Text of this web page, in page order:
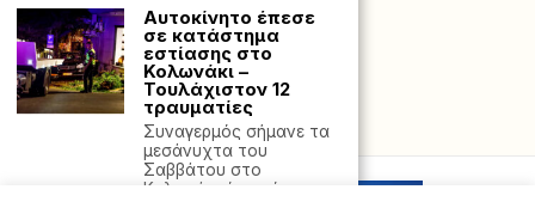
by Hostville”)
Αυτοκίνητο έπεσε
σε κατάστημα
εστίασης στο
Κολωνάκι –
Τουλάχιστον 12
τραυματίες
Συναγερμός σήμανε τα
μεσάνυχτα του
Σαββάτου στο
Κολωνάκι όταν όχημα